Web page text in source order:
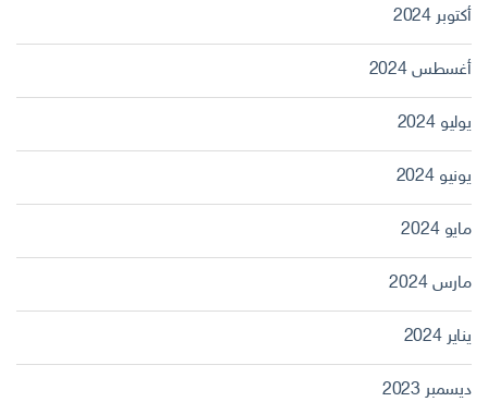
أكتوبر 2024
أغسطس 2024
يوليو 2024
يونيو 2024
مايو 2024
مارس 2024
يناير 2024
ديسمبر 2023